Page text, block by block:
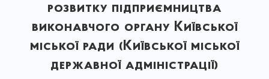
розвитку підприємництва
виконавчого органу Київської
міської ради (Київської міської
державної адміністрації)